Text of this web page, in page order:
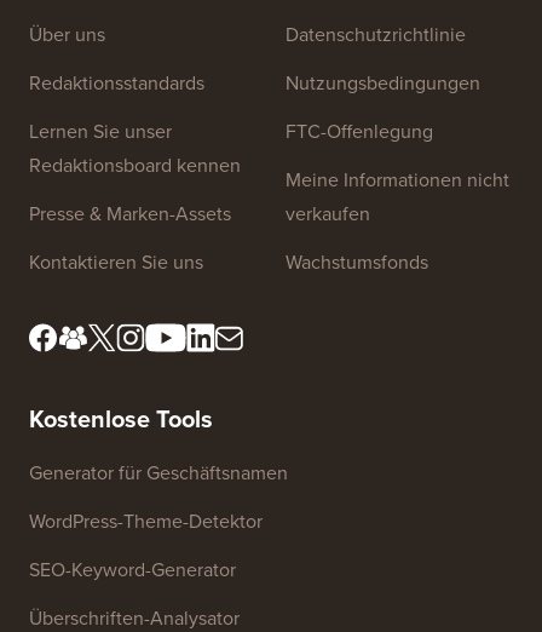
Über uns
Redaktionsstandards
Lernen Sie unser
Redaktionsboard kennen
Presse & Marken-Assets
Kontaktieren Sie uns
Datenschutzrichtlinie
Nutzungsbedingungen
FTC-Offenlegung
Meine Informationen nicht
verkaufen
Wachstumsfonds
Kostenlose Tools
Generator für Geschäftsnamen
WordPress-Theme-Detektor
SEO-Keyword-Generator
Überschriften-Analysator